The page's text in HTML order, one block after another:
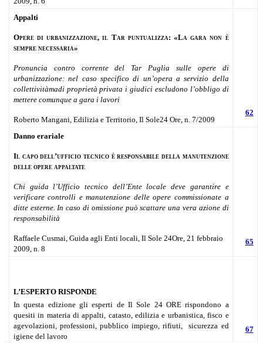
Appalti
Opere di urbanizzazione, il Tar puntualizza: «La gara non è
sempre necessaria»
Pronuncia contro corrente del Tar Puglia sulle opere di
urbanizzazione: nel caso specifico di un’opera a servizio della
collettivitàmadi proprietà privata i giudici escludono l’obbligo di
mettere comunque a gara i lavori
Roberto Mangani, Edilizia e Territorio, Il Sole24 Ore, n. 7/2009
62
Danno erariale
Il capo dell’ufficio tecnico è responsabile della manutenzione
delle opere appaltate
Chi guida l’Ufficio tecnico dell’Ente locale deve garantire e
verificare controlli e manutenzione delle opere commissionate a
ditte esterne. In caso di omissione può scattare una vera azione di
responsabilità
Raffaele Cusmai, Guida agli Enti locali, Il Sole 24Ore, 21 febbraio
2009, n. 8
65
L’ESPERTO RISPONDE
In questa edizione gli esperti de Il Sole 24 ORE rispondono a
quesiti in materia di appalti, catasto, edilizia e urbanistica, fisco e
agevolazioni, professioni, pubblico impiego, rifiuti, sicurezza ed
igiene del lavoro
67